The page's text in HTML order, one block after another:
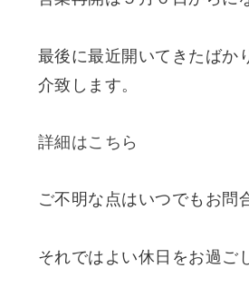
最後に最近開いてきたばか
介致します。
詳細はこちら
ご不明な点はいつでもお問
それではよい休日をお過ご